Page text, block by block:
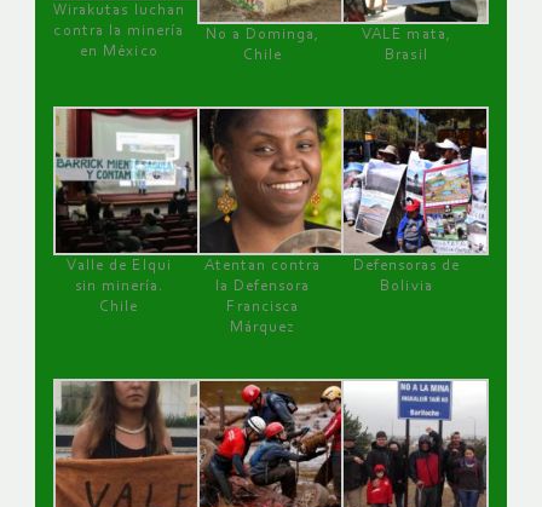
Wirakutas luchan
contra la minería
en México
No a Dominga,
Chile
VALE mata,
Brasil
Valle de Elqui
sin minería.
Chile
Atentan contra
la Defensora
Francisca
Márquez
Defensoras de
Bolivia